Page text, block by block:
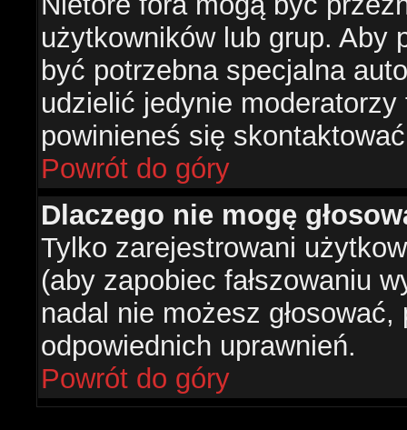
użytkowników lub grup. Aby
być potrzebna specjalna
udzielić jedynie
powinieneś się
Powrót do góry
Dlaczego nie mogę
Tylko zarejestrowani
(aby zapobiec fałszowaniu
nadal nie możesz
odpowiednich uprawnień.
Powrót do góry